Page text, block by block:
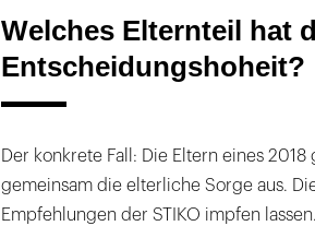
Welches Elternteil hat
Entscheidungshoheit?
Der konkrete Fall: Die Eltern eines
gemeinsam die elterliche Sorge aus.
Empfehlungen der STIKO impfen